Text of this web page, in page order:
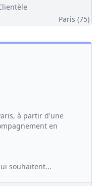
Paris (75)
à partir d'une
en
souhaitent...